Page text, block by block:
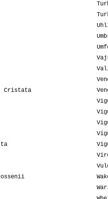
Cristata